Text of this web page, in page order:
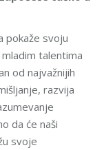
pokaže svoju
talentima
od najvažnijih
razvija
da će naši
svoje